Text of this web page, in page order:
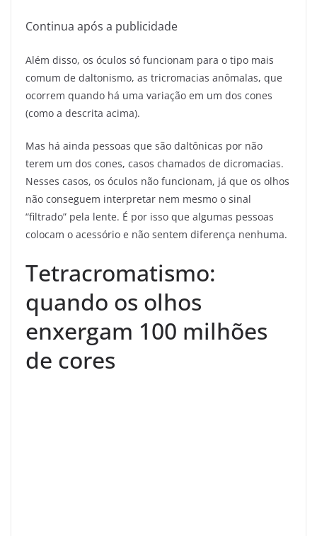
Continua após a publicidade
Além disso, os óculos só funcionam para o tipo mais
comum de daltonismo, as tricromacias anômalas, que
ocorrem quando há uma variação em um dos cones
(como a descrita acima).
Mas há ainda pessoas que são daltônicas por não
terem um dos cones, casos chamados de dicromacias.
Nesses casos, os óculos não funcionam, já que os olhos
não conseguem interpretar nem mesmo o sinal
“filtrado” pela lente. É por isso que algumas pessoas
colocam o acessório e não sentem diferença nenhuma.
Tetracromatismo:
quando os olhos
enxergam 100 milhões
de cores